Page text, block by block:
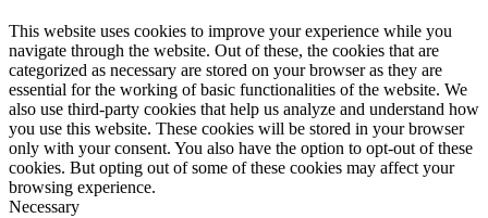
This website uses cookies to improve your experience while you
navigate through the website. Out of these, the cookies that are
categorized as necessary are stored on your browser as they are
essential for the working of basic functionalities of the website. We
also use third-party cookies that help us analyze and understand how
you use this website. These cookies will be stored in your browser
only with your consent. You also have the option to opt-out of these
cookies. But opting out of some of these cookies may affect your
browsing experience.
Necessary